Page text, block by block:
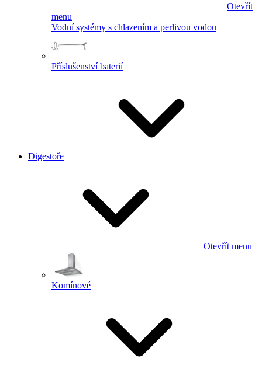
Otevřít
menu
Vodní systémy s chlazením a perlivou vodou
Příslušenství baterií
Digestoře
Otevřít menu
Komínové